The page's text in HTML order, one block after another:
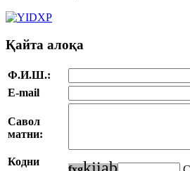
Қайта алоқа
Ф.И.Ш.:
E-mail
Савол
матни:
Кодни
kjiab